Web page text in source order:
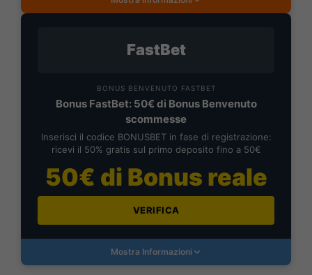
FastBet
BONUS BENVENUTO FASTBET
Bonus FastBet: 50€ di Bonus Benvenuto
scommesse
Inserisci il codice BONUSBET in fase di registrazione:
ricevi il 50% gratis sul primo deposito fino a 50€
50€ di Bonus reale
VERIFICA
Mostra Informazioni